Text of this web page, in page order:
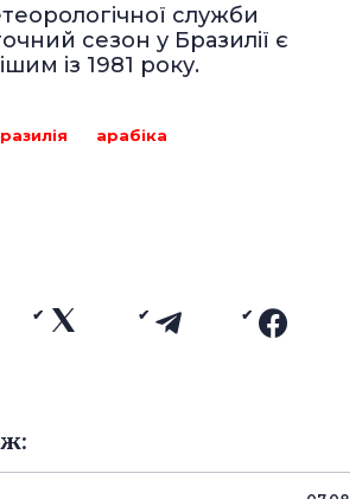
служби
сезон у Бразилії є
із 1981 року.
арабіка